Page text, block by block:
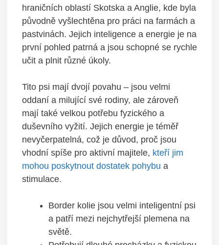
hraničních oblastí Skotska a Anglie, kde byla
původně vyšlechtěna pro práci na farmách a
pastvinách. Jejich inteligence a energie je na
první pohled patrná a jsou schopné se rychle
učit a plnit různé úkoly.
Tito psi mají dvojí povahu – jsou velmi
oddaní a milující své rodiny, ale zároveň
mají také velkou potřebu fyzického a
duševního vyžití. Jejich energie je téměř
nevyčerpatelná, což je důvod, proč jsou
vhodní spíše pro aktivní majitele, kteří jim
mohou poskytnout dostatek pohybu a
stimulace.
Border kolie jsou velmi inteligentní psi
a patří mezi nejchytřejší plemena na
světě.